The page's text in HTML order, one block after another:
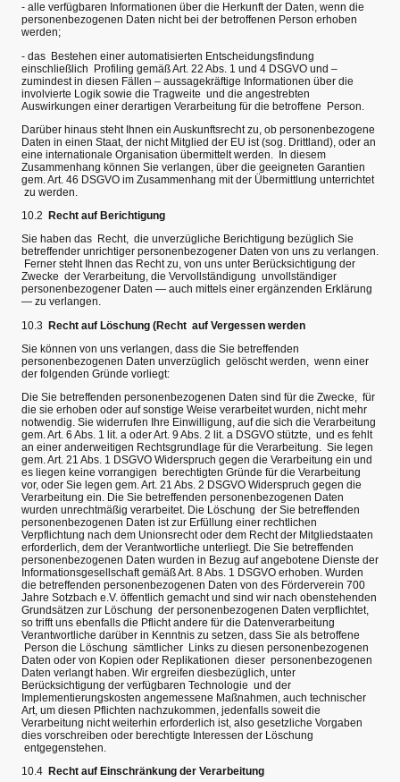
- alle verfügbaren Informationen über die Herkunft der Daten, wenn die
personenbezogenen Daten nicht bei der betroffenen Person erhoben
werden;
- das Bestehen einer automatisierten Entscheidungsfindung
einschließlich Profiling gemäß Art. 22 Abs. 1 und 4 DSGVO und –
zumindest in diesen Fällen – aussagekräftige Informationen über die
involvierte Logik sowie die Tragweite und die angestrebten
Auswirkungen einer derartigen Verarbeitung für die betroffene Person.
Darüber hinaus steht Ihnen ein Auskunftsrecht zu, ob personenbezogene
Daten in einen Staat, der nicht Mitglied der EU ist (sog. Drittland), oder an
eine internationale Organisation übermittelt werden. In diesem
Zusammenhang können Sie verlangen, über die geeigneten Garantien
gem. Art. 46 DSGVO im Zusammenhang mit der Übermittlung unterrichtet
zu werden.
10.2 Recht auf Berichtigung
Sie haben das Recht, die unverzügliche Berichtigung bezüglich Sie
betreffender unrichtiger personenbezogener Daten von uns zu verlangen.
Ferner steht Ihnen das Recht zu, von uns unter Berücksichtigung der
Zwecke der Verarbeitung, die Vervollständigung unvollständiger
personenbezogener Daten — auch mittels einer ergänzenden Erklärung
— zu verlangen.
10.3 Recht auf Löschung (Recht auf Vergessen werden
Sie können von uns verlangen, dass die Sie betreffenden
personenbezogenen Daten unverzüglich gelöscht werden, wenn einer
der folgenden Gründe vorliegt:
Die Sie betreffenden personenbezogenen Daten sind für die Zwecke, für
die sie erhoben oder auf sonstige Weise verarbeitet wurden, nicht mehr
notwendig. Sie widerrufen Ihre Einwilligung, auf die sich die Verarbeitung
gem. Art. 6 Abs. 1 lit. a oder Art. 9 Abs. 2 lit. a DSGVO stützte, und es fehlt
an einer anderweitigen Rechtsgrundlage für die Verarbeitung. Sie legen
gem. Art. 21 Abs. 1 DSGVO Widerspruch gegen die Verarbeitung ein und
es liegen keine vorrangigen berechtigten Gründe für die Verarbeitung
vor, oder Sie legen gem. Art. 21 Abs. 2 DSGVO Widerspruch gegen die
Verarbeitung ein. Die Sie betreffenden personenbezogenen Daten
wurden unrechtmäßig verarbeitet. Die Löschung der Sie betreffenden
personenbezogenen Daten ist zur Erfüllung einer rechtlichen
Verpflichtung nach dem Unionsrecht oder dem Recht der Mitgliedstaaten
erforderlich, dem der Verantwortliche unterliegt. Die Sie betreffenden
personenbezogenen Daten wurden in Bezug auf angebotene Dienste der
Informationsgesellschaft gemäß Art. 8 Abs. 1 DSGVO erhoben. Wurden
die betreffenden personenbezogenen Daten von des Förderverein 700
Jahre Sotzbach e.V. öffentlich gemacht und sind wir nach obenstehenden
Grundsätzen zur Löschung der personenbezogenen Daten verpflichtet,
so trifft uns ebenfalls die Pflicht andere für die Datenverarbeitung
Verantwortliche darüber in Kenntnis zu setzen, dass Sie als betroffene
Person die Löschung sämtlicher Links zu diesen personenbezogenen
Daten oder von Kopien oder Replikationen dieser personenbezogenen
Daten verlangt haben. Wir ergreifen diesbezüglich, unter
Berücksichtigung der verfügbaren Technologie und der
Implementierungskosten angemessene Maßnahmen, auch technischer
Art, um diesen Pflichten nachzukommen, jedenfalls soweit die
Verarbeitung nicht weiterhin erforderlich ist, also gesetzliche Vorgaben
dies vorschreiben oder berechtigte Interessen der Löschung
entgegenstehen.
10.4 Recht auf Einschränkung der Verarbeitung